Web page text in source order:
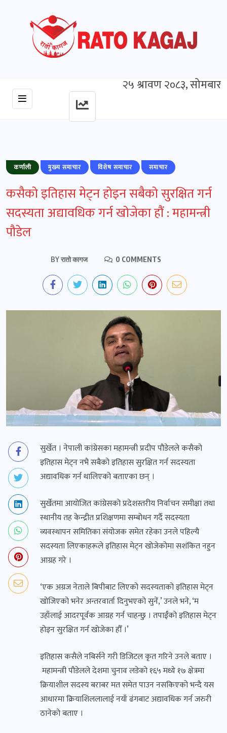
२५ श्रावण २०८३, सोमबार
कर्णाली मुख्‍य समाचार विशेष समाचार समाचार
कसैको इतिहास मेट्न होइन सबैको सुरक्षित गर्न
सदस्यता अद्यावधिक गर्न खोजेका हौं : महामन्त्री
पौडेल
BYरातो कागज 0 COMMENTS
सुर्खेत । नेपाली कांग्रेसका महामन्त्री प्रदीप पौडेलले कसैको
इतिहास मेट्न नभै सबैको इतिहास सुरक्षित गर्न सदस्यता
अद्यावधिक गर्न थालिएको बताएका छन् ।
सुर्खेतमा आयोजित कांग्रेसको प्रदेशस्तरीय निर्वाचन समीक्षा तथा
स्थानीय तह केन्द्रीत प्रशिक्षणमा सम्बोधन गर्दै सदस्यता
व्यवस्थापन समितिका संयोजक समेत रहेका उनले पहिल्यै
सदस्यता लिएकाहरूले इतिहास मेट्न खोजेकोमा सशंकित नहुन
आग्रह गरे ।
‘एक अग्रज नेताले बिपीबाट लिएको सदस्यताको इतिहास मेट्न
खोजिएको भनेर अन्तरवार्ता दिनुभएको सुनें,’ उनले भने, ‘म
उहाँलाई आदरपूर्वक आग्रह गर्न चाहन्छु । तपाईँको इतिहास मेट्न
होइन सुरक्षित गर्न खोजेका हौँ ।’
इतिहास कसैले नबिर्सने गरी डिजिटल कृत गरिने उनले बताए ।
महामन्त्री पौडेलले देशमा चुनाव लडेको १६५ मध्ये १७ क्षेत्रमा
क्रियाशील सदस्य बराबर मत समेत पाउन नसकिएको भन्दै यस
आधारमा क्रियाशिललालाई नयाँ ढंगबाट अद्यावधिक गर्न जरुरी
ठानेको बताए ।